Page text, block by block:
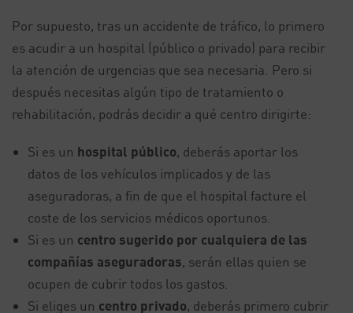
Por supuesto, tras un accidente de tráfico, lo primero
es acudir a un hospital (público o privado) para recibir
la atención de urgencias que sea necesaria. Pero si
después necesitas algún tipo de tratamiento o
rehabilitación, podrás decidir a qué centro dirigirte:
Si es un hospital público, deberás aportar los
datos de los vehículos implicados y de las
aseguradoras, a fin de que el hospital facture el
coste de los servicios médicos oportunos.
Si es un centro sugerido por cualquiera de las
compañías aseguradoras, serán ellas quien se
ocupen de cubrir todos los gastos.
Si eliges un centro privado, deberás primero cubrir